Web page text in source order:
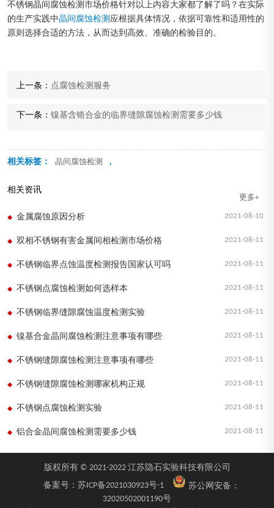
不锈钢晶间腐蚀检测市场价格针对以上内容大家都了解了吗？在实际
的生产实践中晶间腐蚀检测应根据具体情况，依据可靠性和适用性的
原则选择合适的方法，从而达到高效、准确的检验目的。
上一条： 点腐蚀检测服务
下一条： 镍基含铬合金的临界缝隙腐蚀检测需要多少钱
相关标签： 晶间腐蚀检测 ,
相关资讯
更多+
2021-08-10
金属腐蚀原因分析
2021-08-11
双相不锈钢有害金属间相检测市场价格
2021-08-11
不锈钢临界点蚀温度检测报告国家认可吗
2021-08-11
不锈钢点腐蚀检测如何选样本
2021-08-11
不锈钢临界缝隙腐蚀温度检测实验
2021-08-11
镍基合金晶间腐蚀检测注意事项有哪些
2021-08-11
不锈钢缝隙腐蚀检测注意事项有哪些
2021-08-11
不锈钢缝隙腐蚀检测哪家机构正规
2021-08-11
不锈钢点腐蚀检测实验
2021-08-11
铝合金晶间腐蚀检测需要多少钱
版权所有 © 2021-2022 江苏隐石实验科技有限公司
备案号： 苏ICP备2021030923号-1
苏公网安备：
32020502001190号